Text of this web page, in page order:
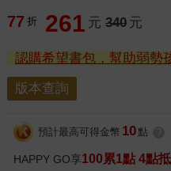
77 折 261 元 340 元
認購希望書包，幫助弱勢
版本查詢
預計最高可得金幣 10 點
HAPPY GO享100累1點 4點